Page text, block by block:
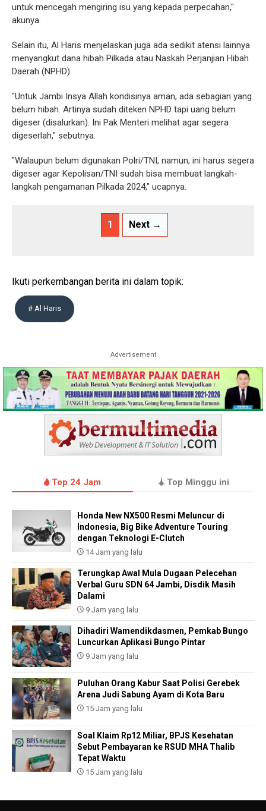
untuk mencegah mengiring isu yang kepada perpecahan,"
akunya.
Selain itu, Al Haris menjelaskan juga ada sedikit atensi lainnya
menyangkut dana hibah Pilkada atau Naskah Perjanjian Hibah
Daerah (NPHD).
"Untuk Jambi Insya Allah kondisinya aman, ada sebagian yang
belum hibah. Artinya sudah diteken NPHD tapi uang belum
digeser (disalurkan). Ini Pak Menteri melihat agar segera
digeserlah," sebutnya.
"Walaupun belum digunakan Polri/TNI, namun, ini harus segera
digeser agar Kepolisan/TNI sudah bisa membuat langkah-
langkah pengamanan Pilkada 2024," ucapnya.
1 Next →
Ikuti perkembangan berita ini dalam topik:
# Al Haris
Advertisement
Top 24 Jam Top Minggu ini
Honda New NX500 Resmi Meluncur di
Indonesia, Big Bike Adventure Touring
dengan Teknologi E-Clutch
14 Jam yang lalu
Terungkap Awal Mula Dugaan Pelecehan
Verbal Guru SDN 64 Jambi, Disdik Masih
Dalami
9 Jam yang lalu
Dihadiri Wamendikdasmen, Pemkab Bungo
Luncurkan Aplikasi Bungo Pintar
9 Jam yang lalu
Puluhan Orang Kabur Saat Polisi Gerebek
Arena Judi Sabung Ayam di Kota Baru
15 Jam yang lalu
Soal Klaim Rp12 Miliar, BPJS Kesehatan
Sebut Pembayaran ke RSUD MHA Thalib
Tepat Waktu
15 Jam yang lalu